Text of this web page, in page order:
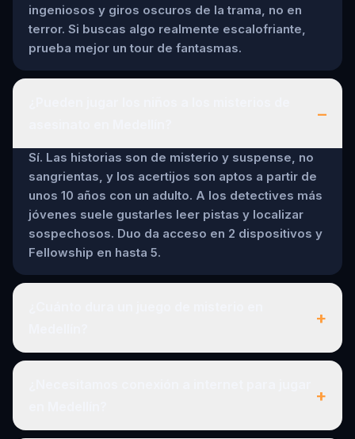
ingeniosos y giros oscuros de la trama, no en
terror. Si buscas algo realmente escalofriante,
prueba mejor un tour de fantasmas.
–
Sí. Las historias son de misterio y suspense, no
sangrientas, y los acertijos son aptos a partir de
unos 10 años con un adulto. A los detectives más
jóvenes suele gustarles leer pistas y localizar
sospechosos. Duo da acceso en 2 dispositivos y
Fellowship en hasta 5.
+
+